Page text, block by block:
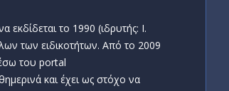
το 1990 (ιδρυτής: Ι.
των ειδικοτήτων. Από το 2009
του portal
και έχει ως στόχο να